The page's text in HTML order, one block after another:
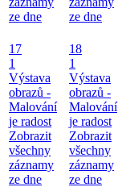
ze dne
ze dne
17
1
Výstava
obrazů -
Malování
je radost
Zobrazit
všechny
záznamy
ze dne
18
1
Výstava
obrazů -
Malování
je radost
Zobrazit
všechny
záznamy
ze dne